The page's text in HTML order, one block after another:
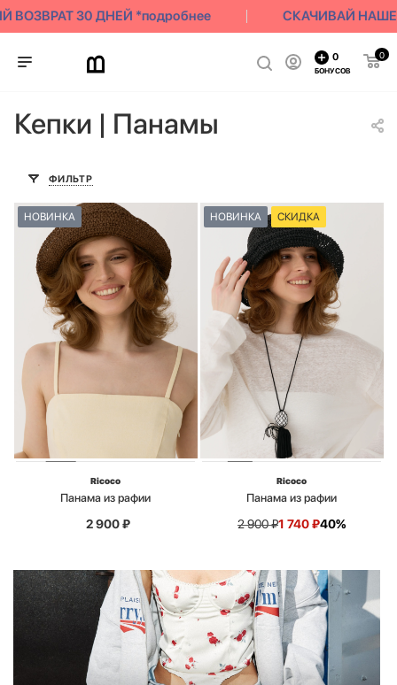
30 ДНЕЙ *подробнее СКАЧИВАЙ НАШЕ
0
0
БОНУСОВ
Кепки | Панамы
ФИЛЬТР
НОВИНКА
Ricoco
Панама из рафии
2 900₽
НОВИНКА СКИДКА
Ricoco
Панама из рафии
2 900₽1 740₽40%